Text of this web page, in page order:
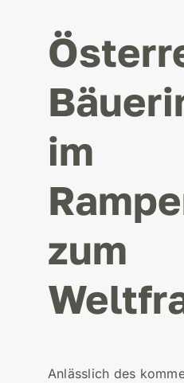
im
zum
Anlässlich des